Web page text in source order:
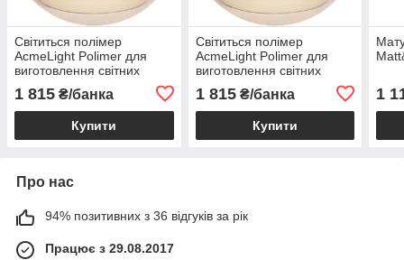
Світиться полімер
AcmeLight Polimer для
виготовлення світних
1 815 ₴/банка
Купити
Світиться полімер
AcmeLight Polimer для
виготовлення світних
1 815₴/банка
Купити
1
Про нас
94% позитивних з 36 відгуків за рік
Працює з 29.08.2017